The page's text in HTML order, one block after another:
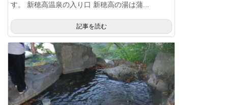
す。 新穂高温泉の入り口 新穂高の湯は蒲...
記事を読む